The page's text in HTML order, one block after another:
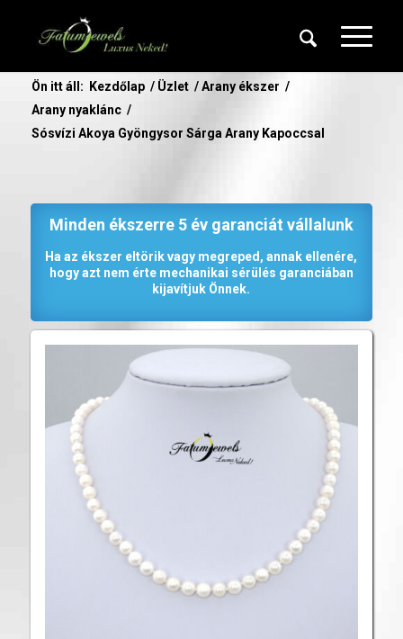
Ön itt áll: Kezdőlap / Üzlet / Arany ékszer /
Arany nyaklánc /
Sósvízi Akoya Gyöngysor Sárga Arany Kapoccsal
Minden ékszerre 5 év garanciát vállalunk
Ha az ékszer eltörik vagy megreped, annak ellenére,
hogy azt nem érte mechanikai sérülés garanciában
kijavítjuk Önnek.